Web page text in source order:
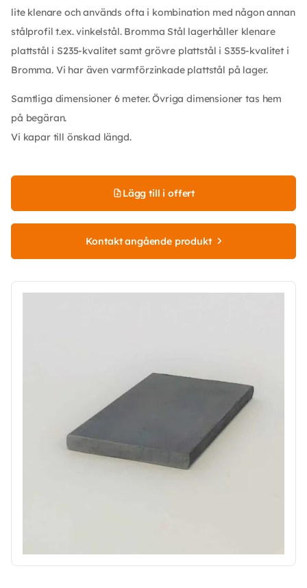
lite klenare och används ofta i kombination med någon annan
stålprofil t.ex. vinkelstål. Bromma Stål lagerhåller klenare
plattstål i S235-kvalitet samt grövre plattstål i S355-kvalitet i
Bromma. Vi har även varmförzinkade plattstål på lager.
Samtliga dimensioner 6 meter. Övriga dimensioner tas hem
på begäran.
Vi kapar till önskad längd.
Lägg till i offert
Kontakt angående produkt